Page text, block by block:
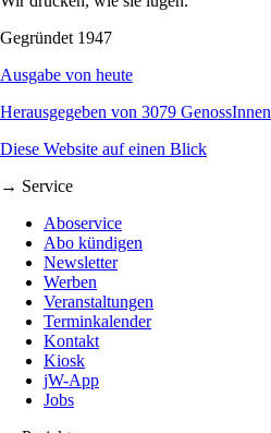
Gegründet 1947
Ausgabe von heute
Herausgegeben von 3079 GenossInnen
Diese Website auf einen Blick
→ Service
Aboservice
Abo kündigen
Newsletter
Werben
Veranstaltungen
Terminkalender
Kontakt
Kiosk
jW-App
Jobs